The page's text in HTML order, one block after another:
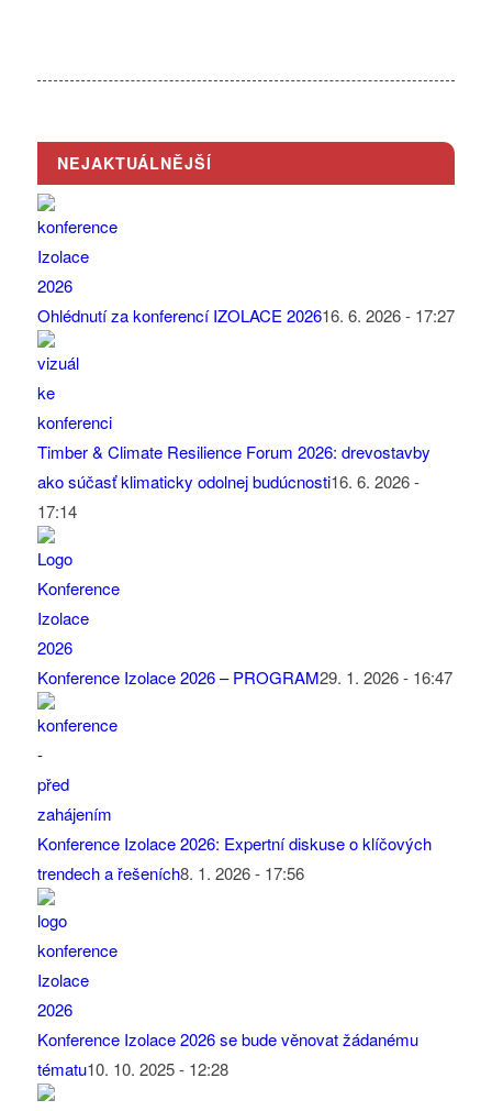
NEJAKTUÁLNĚJŠÍ
Ohlédnutí za konferencí IZOLACE 202616. 6. 2026 - 17:27
Timber & Climate Resilience Forum 2026: drevostavby
ako súčasť klimaticky odolnej budúcnosti16. 6. 2026 -
17:14
Konference Izolace 2026 – PROGRAM29. 1. 2026 - 16:47
Konference Izolace 2026: Expertní diskuse o klíčových
trendech a řešeních8. 1. 2026 - 17:56
Konference Izolace 2026 se bude věnovat žádanému
tématu10. 10. 2025 - 12:28